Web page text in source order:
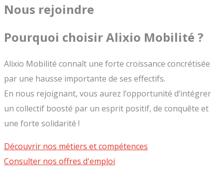
Nous rejoindre
Pourquoi choisir Alixio Mobilité ?
Alixio Mobilité connaît une forte croissance concrétisée
par une hausse importante de ses effectifs.
En nous rejoignant, vous aurez l’opportunité d’intégrer
un collectif boosté par un esprit positif, de conquête et
une forte solidarité !
Découvrir nos métiers et compétences
Consulter nos offres d'emploi